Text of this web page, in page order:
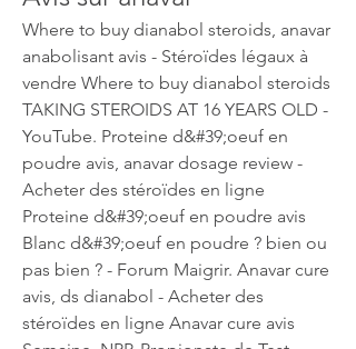
Where to buy dianabol steroids, anavar
anabolisant avis - Stéroïdes légaux à
vendre Where to buy dianabol steroids
TAKING STEROIDS AT 16 YEARS OLD -
YouTube. Proteine d&#39;oeuf en
poudre avis, anavar dosage review -
Acheter des stéroïdes en ligne
Proteine d&#39;oeuf en poudre avis
Blanc d&#39;oeuf en poudre ? bien ou
pas bien ? - Forum Maigrir. Anavar cure
avis, ds dianabol - Acheter des
stéroïdes en ligne Anavar cure avis